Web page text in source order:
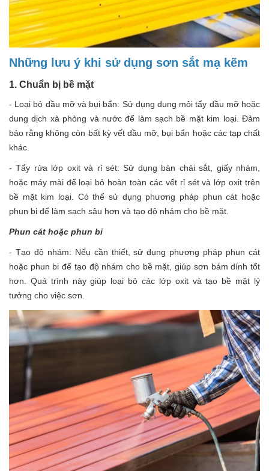
Những lưu ý khi sử dụng sơn sắt mạ kẽm
1. Chuẩn bị bề mặt
- Loại bỏ dầu mỡ và bụi bẩn: Sử dụng dung môi tẩy dầu mỡ hoặc
dung dịch xà phòng và nước để làm sạch bề mặt kim loại. Đảm
bảo rằng không còn bất kỳ vết dầu mỡ, bụi bẩn hoặc các tạp chất
khác.
- Tẩy rửa lớp oxit và rỉ sét: Sử dụng bàn chải sắt, giấy nhám,
hoặc máy mài để loại bỏ hoàn toàn các vết rỉ sét và lớp oxit trên
bề mặt kim loại. Có thể sử dụng phương pháp phun cát hoặc
phun bi để làm sạch sâu hơn và tạo độ nhám cho bề mặt.
Phun cát hoặc phun bi
- Tạo độ nhám: Nếu cần thiết, sử dụng phương pháp phun cát
hoặc phun bi để tạo độ nhám cho bề mặt, giúp sơn bám dính tốt
hơn. Quá trình này giúp loại bỏ các lớp oxit và tạo bề mặt lý
tưởng cho việc sơn.